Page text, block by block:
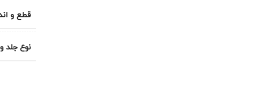
قطع و
نوع جلد